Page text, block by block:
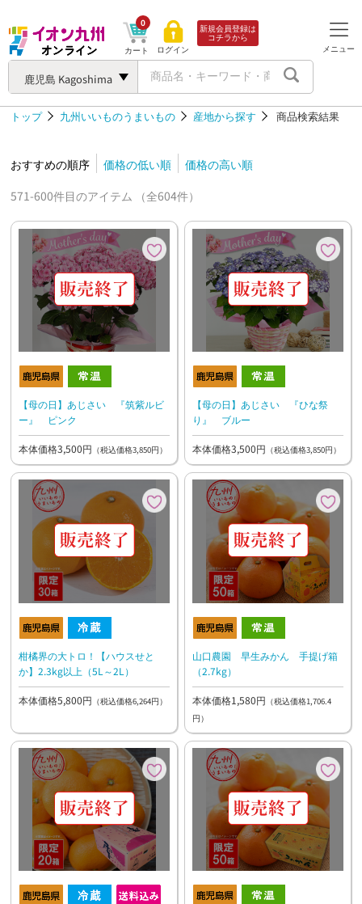
鹿児島 Kagoshima
カート
0
ログイン
新規会員登録は
コチラから
メニュー
トップ 九州いいものうまいもの 産地から探す 商品検索結果
おすすめの順序 価格の低い順
価格の高い順
571-600件目のアイテム （全604件）
【母の日】あじさい 『筑紫ルビ
ー』 ピンク
本体価格3,500円 （税込価格3,850円）
【母の日】あじさい 『ひな祭
り』 ブルー
本体価格3,500円 （税込価格3,850円）
柑橘界の大トロ！【ハウスせと
か】2.3kg以上（5L～2L）
本体価格5,800円 （税込価格6,264円）
山口農園 早生みかん 手提げ箱
（2.7kg）
本体価格1,580円 （税込価格1,706.4
円）